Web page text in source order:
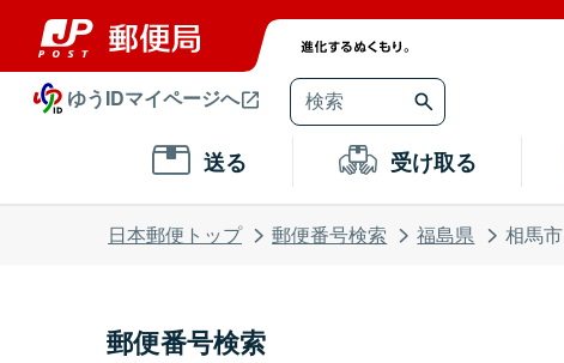
ゆうIDマイページへ
送る 受け取る
日本郵便トップ 郵便番号検索 福島県 相馬市
郵便番号検索